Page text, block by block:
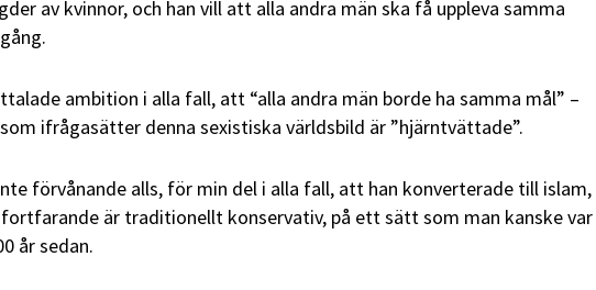
av kvinnor, och han vill att alla andra män ska få uppleva samma
ambition i alla fall, att “alla andra män borde ha samma mål” –
ifrågasätter denna sexistiska världsbild är ”hjärntvättade”.
förvånande alls, för min del i alla fall, att han konverterade till islam,
är traditionellt konservativ, på ett sätt som man kanske var
år sedan.